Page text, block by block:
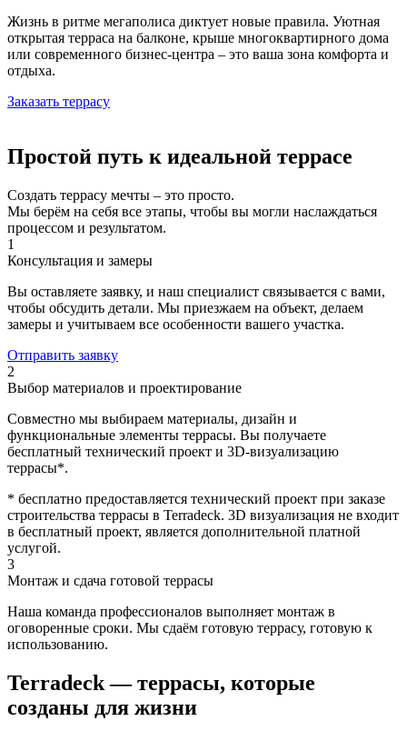
Жизнь в ритме мегаполиса диктует новые правила. Уютная
открытая терраса на балконе, крыше многоквартирного дома
или современного бизнес-центра – это ваша зона комфорта и
отдыха.
Заказать террасу
Простой путь к идеальной террасе
Создать террасу мечты – это просто.
Мы берём на себя все этапы, чтобы вы могли наслаждаться
процессом и результатом.
1
Консультация и замеры
Вы оставляете заявку, и наш специалист связывается с вами,
чтобы обсудить детали. Мы приезжаем на объект, делаем
замеры и учитываем все особенности вашего участка.
Отправить заявку
2
Выбор материалов и проектирование
Совместно мы выбираем материалы, дизайн и
функциональные элементы террасы. Вы получаете
бесплатный технический проект и 3D-визуализацию
террасы*.
* бесплатно предоставляется технический проект при заказе
строительства террасы в Terradeck. 3D визуализация не входит
в бесплатный проект, является дополнительной платной
услугой.
3
Монтаж и сдача готовой террасы
Наша команда профессионалов выполняет монтаж в
оговоренные сроки. Мы сдаём готовую террасу, готовую к
использованию.
Terradeck — террасы, которые
созданы для жизни